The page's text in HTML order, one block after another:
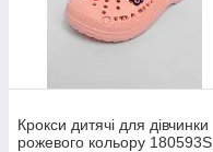
Крокси дитячі для дівчинки
рожевого кольору 180593S